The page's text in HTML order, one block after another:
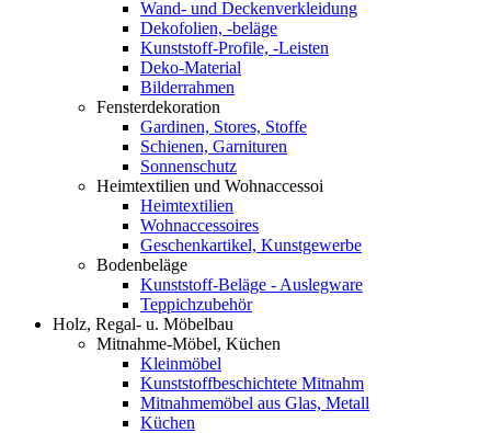
Wand- und Deckenverkleidung
Dekofolien, -beläge
Kunststoff-Profile, -Leisten
Deko-Material
Bilderrahmen
Fensterdekoration
Gardinen, Stores, Stoffe
Schienen, Garnituren
Sonnenschutz
Heimtextilien und Wohnaccessoi
Heimtextilien
Wohnaccessoires
Geschenkartikel, Kunstgewerbe
Bodenbeläge
Kunststoff-Beläge - Auslegware
Teppichzubehör
Holz, Regal- u. Möbelbau
Mitnahme-Möbel, Küchen
Kleinmöbel
Kunststoffbeschichtete Mitnahm
Mitnahmemöbel aus Glas, Metall
Küchen